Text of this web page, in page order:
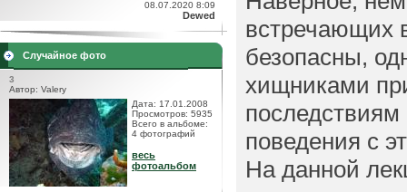
08.07.2020 8:09
Dewed
Случайное фото
3
Автор: Valery
Дата: 17.01.2008
Просмотров: 5935
Всего в альбоме:
4 фотографий
весь
фотоальбом
встречающих
безопасны,
хищниками
поведения с
На данной